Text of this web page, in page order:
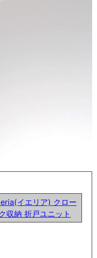
イエリア) クロー
ク収納 折戸ユニット